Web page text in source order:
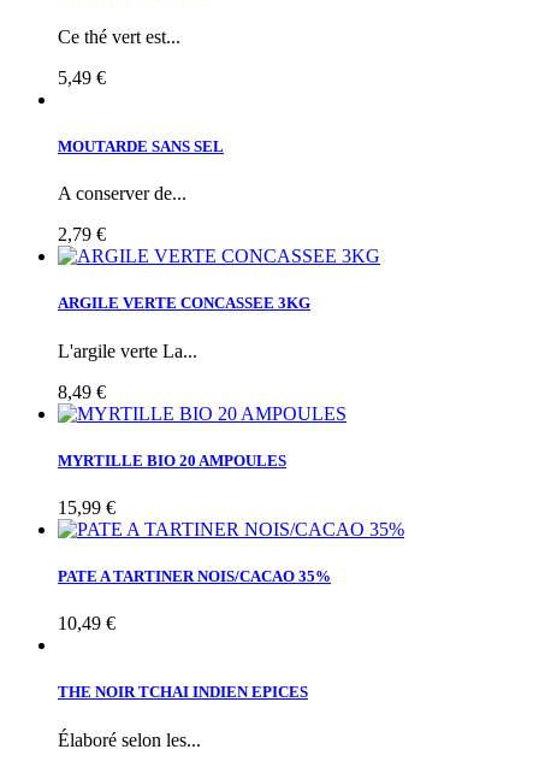
Ce thé vert est...
5,49 €
MOUTARDE SANS SEL
A conserver de...
2,79 €
ARGILE VERTE CONCASSEE 3KG
L'argile verte La...
8,49 €
MYRTILLE BIO 20 AMPOULES
15,99 €
PATE A TARTINER NOIS/CACAO 35%
10,49 €
THE NOIR TCHAI INDIEN EPICES
Élaboré selon les...